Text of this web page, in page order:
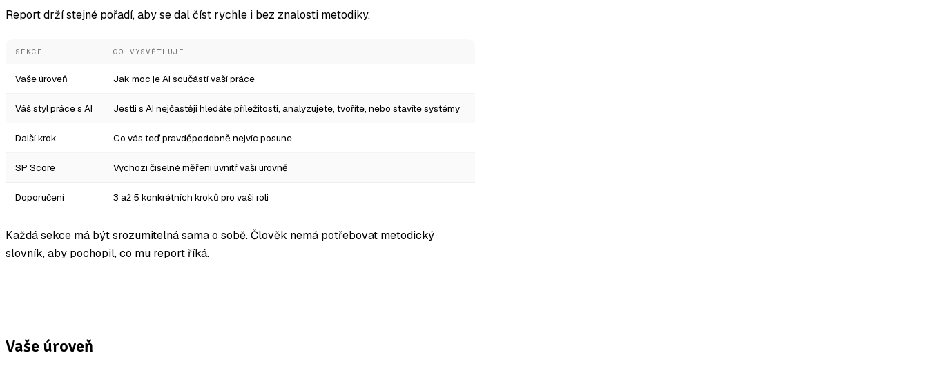
Report drží stejné pořadí, aby se dal číst rychle i bez znalosti metodiky.
SEKCE CO VYSVĚTLUJE
Vaše úroveň Jak moc je AI součástí vaší práce
Váš styl práce s AI Jestli s AI nejčastěji hledáte příležitosti, analyzujete, tvoříte, nebo stavíte systémy
Další krok Co vás teď pravděpodobně nejvíc posune
SP Score Výchozí číselné měření uvnitř vaší úrovně
Doporučení 3 až 5 konkrétních kroků pro vaši roli
Každá sekce má být srozumitelná sama o sobě. Člověk nemá potřebovat metodický
slovník, aby pochopil, co mu report říká.
Vaše úroveň